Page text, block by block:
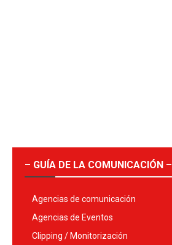
– GUÍA DE LA COMUNICACIÓN –
Agencias de comunicación
Agencias de Eventos
Clipping / Monitorización